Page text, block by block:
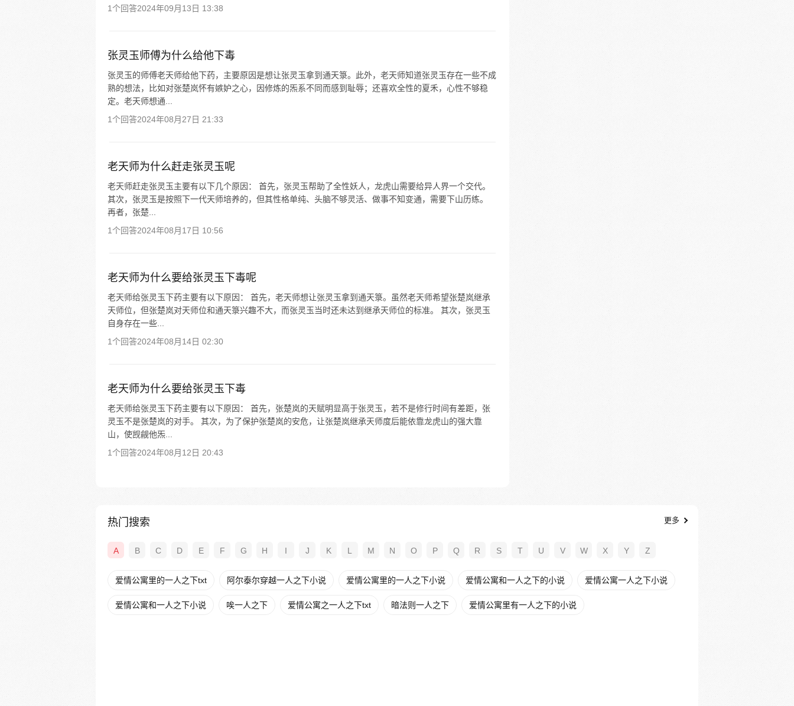
1个回答2024年09月13日 13:38
张灵玉师傅为什么给他下毒
张灵玉的师傅老天师给他下药，主要原因是想让张灵玉拿到通天箓。此外，老天师知道张灵玉存在一些不成
熟的想法，比如对张楚岚怀有嫉妒之心，因修炼的炁系不同而感到耻辱；还喜欢全性的夏禾，心性不够稳
定。老天师想通...
1个回答2024年08月27日 21:33
老天师为什么赶走张灵玉呢
老天师赶走张灵玉主要有以下几个原因： 首先，张灵玉帮助了全性妖人，龙虎山需要给异人界一个交代。
其次，张灵玉是按照下一代天师培养的，但其性格单纯、头脑不够灵活、做事不知变通，需要下山历练。
再者，张楚...
1个回答2024年08月17日 10:56
老天师为什么要给张灵玉下毒呢
老天师给张灵玉下药主要有以下原因： 首先，老天师想让张灵玉拿到通天箓。虽然老天师希望张楚岚继承
天师位，但张楚岚对天师位和通天箓兴趣不大，而张灵玉当时还未达到继承天师位的标准。 其次，张灵玉
自身存在一些...
1个回答2024年08月14日 02:30
老天师为什么要给张灵玉下毒
老天师给张灵玉下药主要有以下原因： 首先，张楚岚的天赋明显高于张灵玉，若不是修行时间有差距，张
灵玉不是张楚岚的对手。 其次，为了保护张楚岚的安危，让张楚岚继承天师度后能依靠龙虎山的强大靠
山，使觊觎他炁...
1个回答2024年08月12日 20:43
热门搜索 更多
A B C D E F G H I J K L M N O P Q R S T U V W X Y Z
爱情公寓里的一人之下txt 阿尔泰尔穿越一人之下小说 爱情公寓里的一人之下小说 爱情公寓和一人之下的小说 爱情公寓一人之下小说
爱情公寓和一人之下小说 唉一人之下 爱情公寓之一人之下txt 暗法则一人之下 爱情公寓里有一人之下的小说